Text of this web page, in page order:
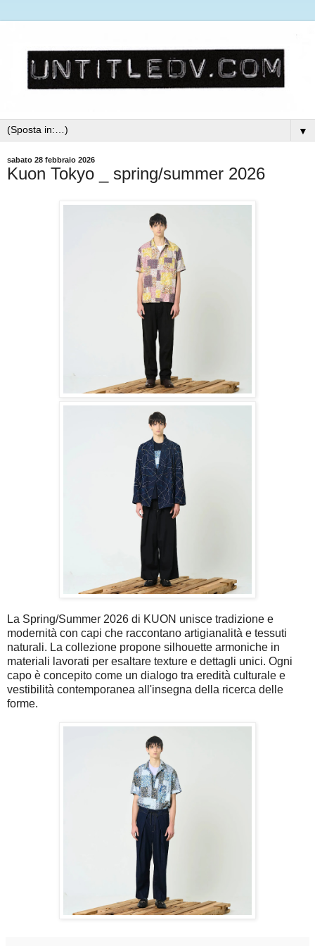
▼
sabato 28 febbraio 2026
Kuon Tokyo _ spring/summer 2026
La Spring/Summer 2026 di KUON unisce tradizione e
modernità con capi che raccontano artigianalità e tessuti
naturali. La collezione propone silhouette armoniche in
materiali lavorati per esaltare texture e dettagli unici. Ogni
capo è concepito come un dialogo tra eredità culturale e
vestibilità contemporanea all'insegna della ricerca delle
forme.